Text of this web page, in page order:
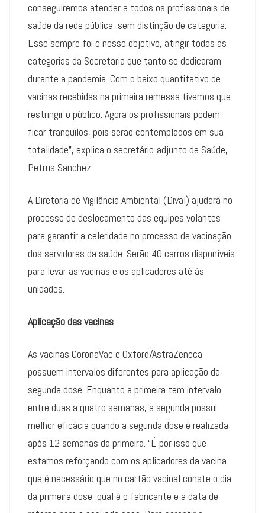
conseguiremos atender a todos os profissionais de
saúde da rede pública, sem distinção de categoria.
Esse sempre foi o nosso objetivo, atingir todas as
categorias da Secretaria que tanto se dedicaram
durante a pandemia. Com o baixo quantitativo de
vacinas recebidas na primeira remessa tivemos que
restringir o público. Agora os profissionais podem
ficar tranquilos, pois serão contemplados em sua
totalidade”, explica o secretário-adjunto de Saúde,
Petrus Sanchez.
A Diretoria de Vigilância Ambiental (Dival) ajudará no
processo de deslocamento das equipes volantes
para garantir a celeridade no processo de vacinação
dos servidores da saúde. Serão 40 carros disponíveis
para levar as vacinas e os aplicadores até às
unidades.
Aplicação das vacinas
As vacinas CoronaVac e Oxford/AstraZeneca
possuem intervalos diferentes para aplicação da
segunda dose. Enquanto a primeira tem intervalo
entre duas a quatro semanas, a segunda possui
melhor eficácia quando a segunda dose é realizada
após 12 semanas da primeira. “É por isso que
estamos reforçando com os aplicadores da vacina
que é necessário que no cartão vacinal conste o dia
da primeira dose, qual é o fabricante e a data de